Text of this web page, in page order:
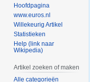
Hoofdpagina
www.euros.nl
Willekeurig Artikel
Statistieken
Help (link naar
Wikipedia)
Artikel zoeken of maken
Alle categorieën